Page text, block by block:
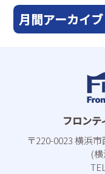
月間アーカイブ
フロン
〒220-0023 横浜
(